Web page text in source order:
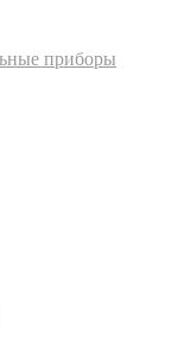
приборы